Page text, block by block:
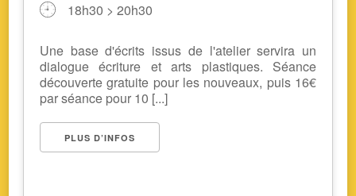
18h30 > 20h30
Une base d'écrits issus de l'atelier servira un
dialogue écriture et arts plastiques. Séance
découverte gratuite pour les nouveaux, puis 16€
par séance pour 10 [...]
PLUS D’INFOS